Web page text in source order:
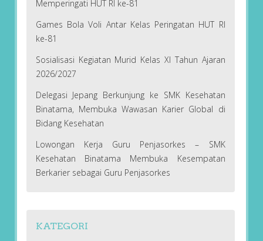
Memperingati HUT RI ke-81
Games Bola Voli Antar Kelas Peringatan HUT RI
ke-81
Sosialisasi Kegiatan Murid Kelas XI Tahun Ajaran
2026/2027
Delegasi Jepang Berkunjung ke SMK Kesehatan
Binatama, Membuka Wawasan Karier Global di
Bidang Kesehatan
Lowongan Kerja Guru Penjasorkes – SMK
Kesehatan Binatama Membuka Kesempatan
Berkarier sebagai Guru Penjasorkes
KATEGORI